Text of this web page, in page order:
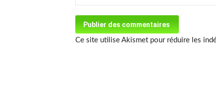
Publier des commentaires
Ce site utilise Akismet pour réduire les